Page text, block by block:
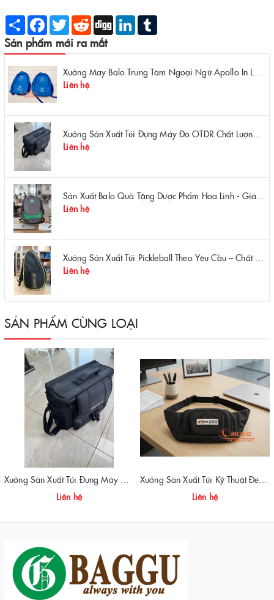
Share Facebook
Twitter Reddit Digg LinkedIn
Sản phẩm mới ra mắt
Xưởng May Balo Trung Tâm Ngoại Ngữ Apollo In Logo Giá Rẻ Tại Xưởng
Liên hệ
Xưởng Sản Xuất Túi Đựng Máy Đo OTDR Chất Lượng – Chống Va Đập, Giá Tận Xưởng
Liên hệ
Sản Xuất Balo Quà Tặng Dược Phẩm Hoa Linh - Giá Gốc Tại Xưởng
Liên hệ
Xưởng Sản Xuất Túi Pickleball Theo Yêu Cầu – Chất Lượng, Bền Bỉ, Thiết Kế Độc Quyền
Liên hệ
SẢN PHẨM CÙNG LOẠI
Xưởng Sản Xuất Túi Đựng Máy Đo OTDR Chất Lượng – Chống Va Đập, Giá Tận Xưởng
Liên hệ
Xưởng Sản Xuất Túi Kỹ Thuật Đeo Hông DSS Chuyên Nghiệp | Vietbags
Liên hệ